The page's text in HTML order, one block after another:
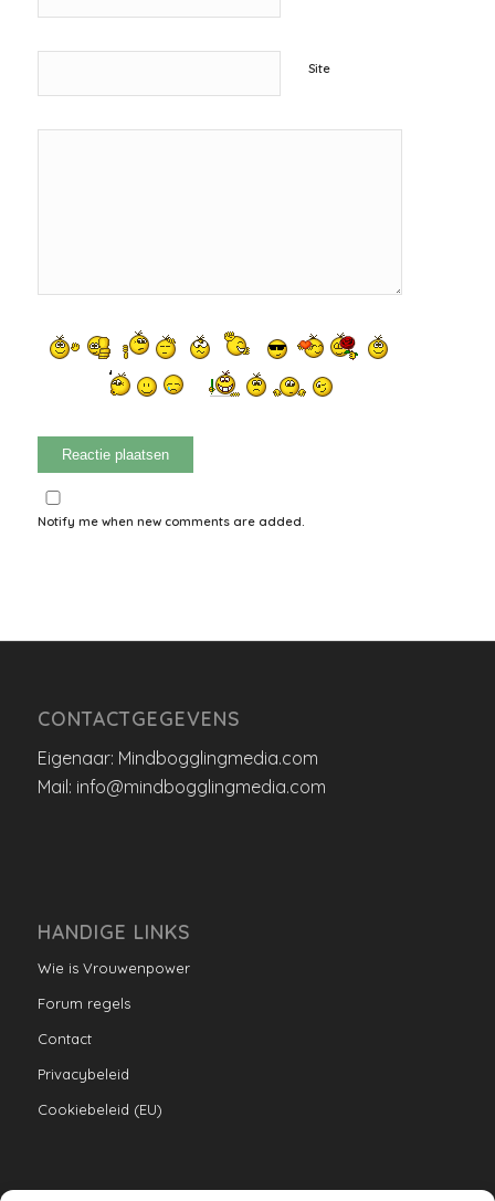
Site
Notify me when new comments are added.
CONTACTGEGEVENS
Eigenaar: Mindbogglingmedia.com
Mail: info@mindbogglingmedia.com
HANDIGE LINKS
Wie is Vrouwenpower
Forum regels
Contact
Privacybeleid
Cookiebeleid (EU)